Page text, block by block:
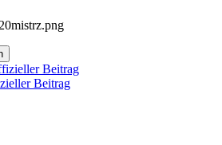
Beitrag
Beitrag